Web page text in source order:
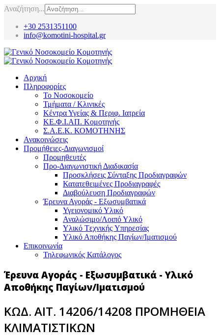
Αναζήτηση...
+30 2531351100
info@komotini-hospital.gr
Αρχική
Πληροφορίες
Το Νοσοκομείο
Τμήματα / Κλινικές
Κέντρα Υγείας & Περιφ. Ιατρεία
ΚΕ.Φ.Ι.ΑΠ. Κομοτηνής
Σ.Α.Ε.Κ. ΚΟΜΟΤΗΝΗΣ
Ανακοινώσεις
Προμήθειες-Διαγωνισμοί
Προμηθευτές
Προ-Διαγωνιστική Διαδικασία
Προσκλήσεις Σύνταξης Προδιαγραφών
Κατατεθειμένες Προδιαγραφές
Διαβούλευση Προδιαγραφών
Έρευνα Αγοράς - Εξωσυμβατικά
Υγειονομικό Υλικό
Αναλώσιμο/Λοιπό Υλικό
Υλικό Tεχνικής Yπηρεσίας
Υλικό Αποθήκης Παγίων/Ιματισμού
Επικοινωνία
Τηλεφωνικός Κατάλογος
Έρευνα Αγοράς - Εξωσυμβατικά - Υλικό
Αποθήκης Παγίων/Ιματισμού
ΚΩΔ. ΑΙΤ. 14206/14208 ΠΡΟΜΗΘΕΙΑ
ΚΛΙΜΑΤΙΣΤΙΚΩΝ